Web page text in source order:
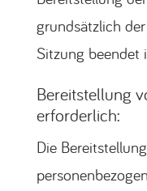
grundsätzlich
Sitzung beendet
Bereitstellung
erforderlich:
Die